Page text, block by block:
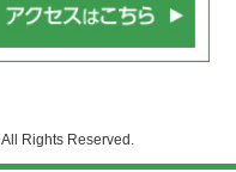
Rights Reserved.